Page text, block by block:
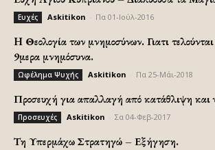
Ευχές Askitikon Πα 01-Ιούλ-2016
H Θεολογία των μνημοσύνων. Γιατι
9μερα μνημόσυνα.
Ωφέλημα Ψυχής Askitikon Πα 25-Μάι-2018
Προσευχή για απαλλαγή από κατάθλιψη και
Προσευχές Askitikon Σα 04-Φεβ-2017
Τη Υπερμάχω Στρατηγώ – Εξήγηση.